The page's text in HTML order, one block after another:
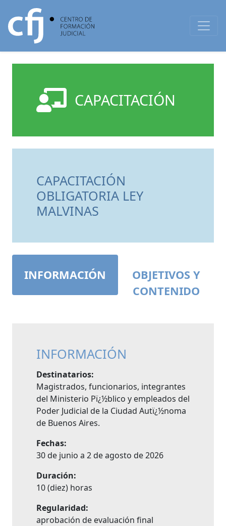
CAPACITACIÓN
CAPACITACIÓN
OBLIGATORIA LEY
MALVINAS
INFORMACIÓN
OBJETIVOS Y
CONTENIDO
INFORMACIÓN
Destinatarios:
Magistrados, funcionarios, integrantes
del Ministerio Pï¿½blico y empleados del
Poder Judicial de la Ciudad Autï¿½noma
de Buenos Aires.
Fechas:
30 de junio a 2 de agosto de 2026
Duración:
10 (diez) horas
Regularidad:
aprobación de evaluación final